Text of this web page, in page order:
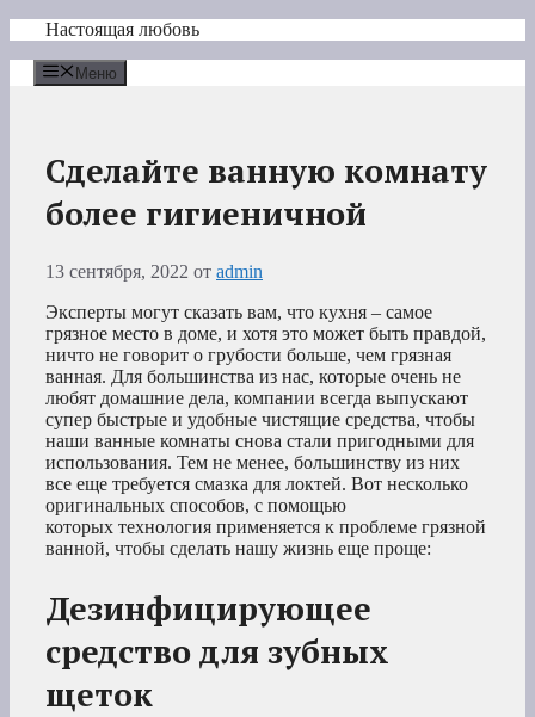
Перейти
содержимому
Настоящая любовь
Меню
Сделайте ванную комнату
более гигиеничной
13 сентября, 2022 от admin
Эксперты могут сказать вам, что кухня – самое
грязное место в доме, и хотя это может быть правдой,
ничто не говорит о грубости больше, чем грязная
ванная. Для большинства из нас, которые очень не
любят домашние дела, компании всегда выпускают
супер быстрые и удобные чистящие средства, чтобы
наши ванные комнаты снова стали пригодными для
использования. Тем не менее, большинству из них
все еще требуется смазка для локтей. Вот несколько
оригинальных способов, с помощью
которых технология применяется к проблеме грязной
ванной, чтобы сделать нашу жизнь еще проще:
Дезинфицирующее
средство для зубных
щеток